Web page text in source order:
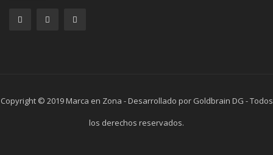
Copyright © 2019 Marca en Zona - Desarrollado por Goldbrain DG - Todos
los derechos reservados.